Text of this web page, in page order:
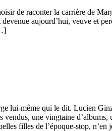
de raconter la carrière de
aujourd’hui, veuve et
lui-même qui le dit. Lucien
une vingtaine d’albums,
filles de l’époque-stop,